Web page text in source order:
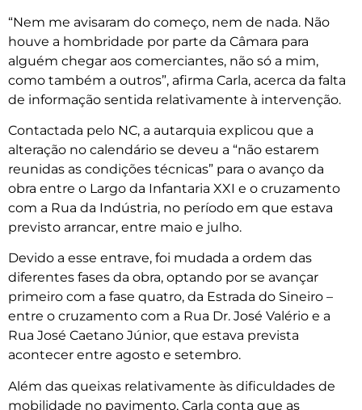
“Nem me avisaram do começo, nem de nada. Não
houve a hombridade por parte da Câmara para
alguém chegar aos comerciantes, não só a mim,
como também a outros”, afirma Carla, acerca da falta
de informação sentida relativamente à intervenção.
Contactada pelo NC, a autarquia explicou que a
alteração no calendário se deveu a “não estarem
reunidas as condições técnicas” para o avanço da
obra entre o Largo da Infantaria XXI e o cruzamento
com a Rua da Indústria, no período em que estava
previsto arrancar, entre maio e julho.
Devido a esse entrave, foi mudada a ordem das
diferentes fases da obra, optando por se avançar
primeiro com a fase quatro, da Estrada do Sineiro –
entre o cruzamento com a Rua Dr. José Valério e a
Rua José Caetano Júnior, que estava prevista
acontecer entre agosto e setembro.
Além das queixas relativamente às dificuldades de
mobilidade no pavimento, Carla conta que as